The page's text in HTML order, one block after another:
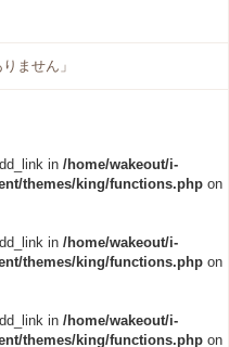
ません」
in /home/wakeout/i-
themes/king/functions.php on
in /home/wakeout/i-
themes/king/functions.php on
in /home/wakeout/i-
themes/king/functions.php on